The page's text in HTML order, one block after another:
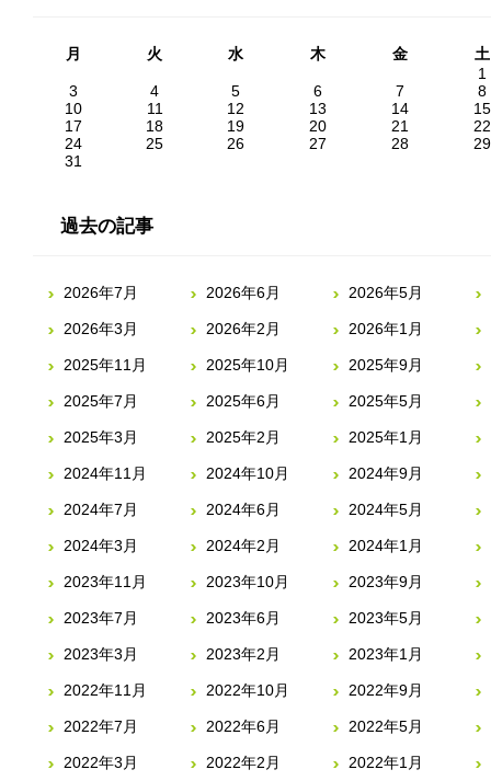
月 火 水 木 金
土
1
3
4 5 6 7
8
10
11 12 13 14
15
17
18 19 20 21
22
24
25 26 27 28
29
31
過去の記事
2026年7月 2026年6月 2026年5月
2026年3月 2026年2月 2026年1月
2025年11月 2025年10月 2025年9月
2025年7月 2025年6月 2025年5月
2025年3月 2025年2月 2025年1月
2024年11月 2024年10月 2024年9月
2024年7月 2024年6月 2024年5月
2024年3月 2024年2月 2024年1月
2023年11月 2023年10月 2023年9月
2023年7月 2023年6月 2023年5月
2023年3月 2023年2月 2023年1月
2022年11月 2022年10月 2022年9月
2022年7月 2022年6月 2022年5月
2022年3月 2022年2月 2022年1月